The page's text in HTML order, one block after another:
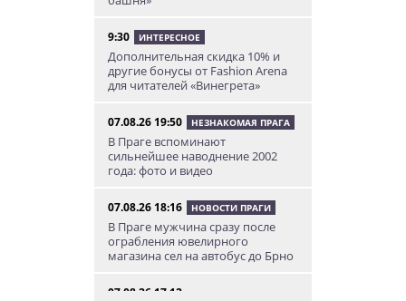
9:30 ИНТЕРЕСНОЕ
Дополнительная скидка 10% и
другие бонусы от Fashion Arena
для читателей «Винегрета»
07.08.26 19:50 НЕЗНАКОМАЯ ПРАГА
В Праге вспоминают
сильнейшее наводнение 2002
года: фото и видео
07.08.26 18:16 НОВОСТИ ПРАГИ
В Праге мужчина сразу после
ограбления ювелирного
магазина сел на автобус до Брно
07.08.26 17:12